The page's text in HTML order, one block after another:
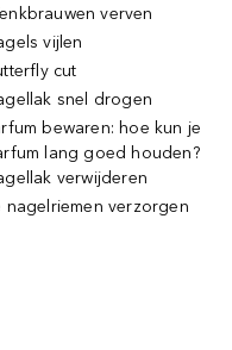
verven
vijlen
cut
snel drogen
bewaren: hoe kun je
lang goed houden?
verwijderen
nagelriemen verzorgen